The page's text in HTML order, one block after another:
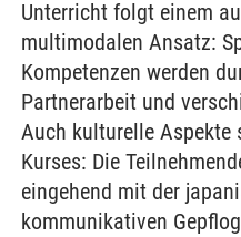
Unterricht folgt einem
multimodalen Ansatz:
Kompetenzen werden
Partnerarbeit und
Auch kulturelle Aspekte
Kurses: Die
eingehend mit der
kommunikativen